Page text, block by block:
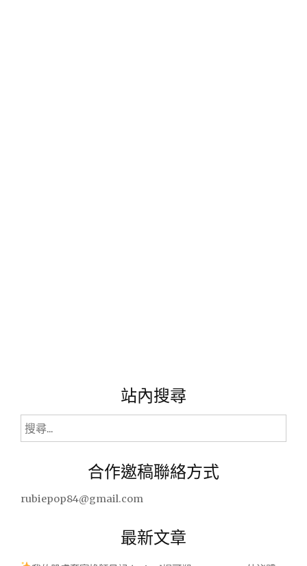
站內搜尋
搜
尋
合作邀稿聯絡方式
rubiepop84@gmail.com
最新文章